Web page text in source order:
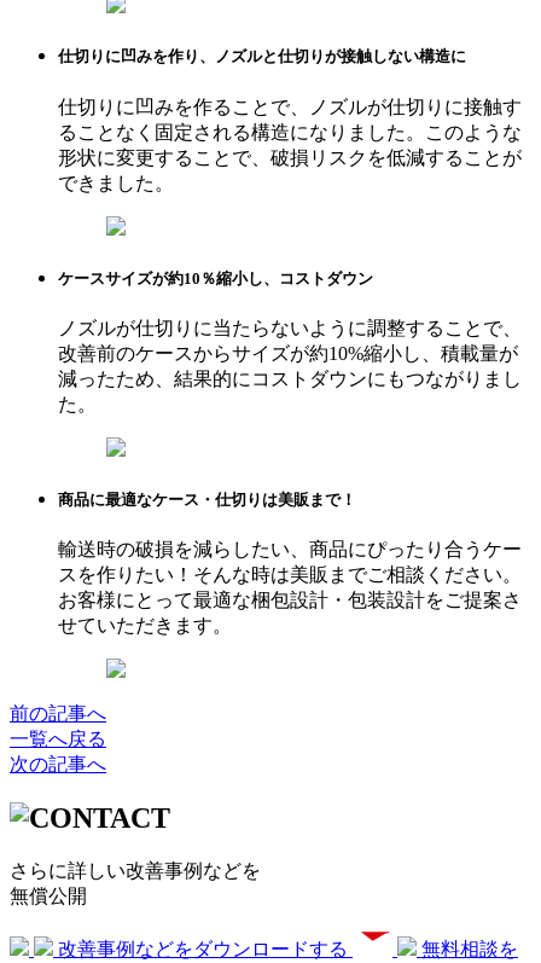
仕切りに凹みを作り、ノズルと仕切りが接触しない構造に
仕切りに凹みを作ることで、ノズルが仕切りに接触す
ることなく固定される構造になりました。このような
形状に変更することで、破損リスクを低減することが
できました。
ケースサイズが約10％縮小し、コストダウン
ノズルが仕切りに当たらないように調整することで、
改善前のケースからサイズが約10%縮小し、積載量が
減ったため、結果的にコストダウンにもつながりまし
た。
商品に最適なケース・仕切りは美販まで！
輸送時の破損を減らしたい、商品にぴったり合うケー
スを作りたい！そんな時は美販までご相談ください。
お客様にとって最適な梱包設計・包装設計をご提案さ
せていただきます。
前の記事へ
一覧へ戻る
次の記事へ
さらに詳しい改善事例などを
無償公開
改善事例などをダウンロードする
無料相談を